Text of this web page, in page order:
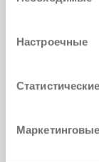
Настроечные
Статистические
Маркетинговые